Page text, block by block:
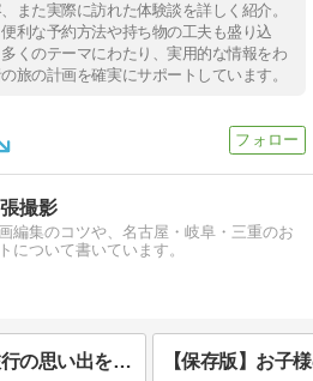
また実際に訪れた体験談を詳しく紹介。
利な予約方法や持ち物の工夫も盛り込
くのテーマにわたり、実用的な情報をわ
旅の計画を確実にサポートしています。
撮影
編集のコツや、名古屋・岐阜・三重のお
について書いています。
【夏休み/冬休み】家族旅行の思い出を100倍楽しむビデオ撮影のコツ